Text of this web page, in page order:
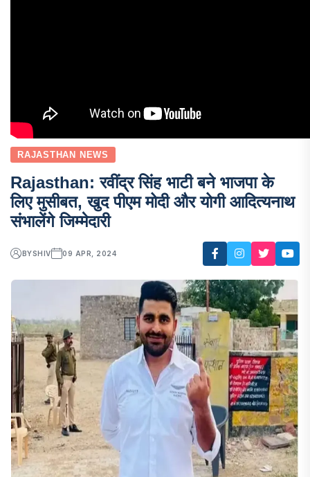
RAJASTHAN NEWS
Rajasthan: रवींद्र सिंह भाटी बने भाजपा के
लिए मुसीबत, खुद पीएम मोदी और योगी आदित्यनाथ
संभालेंगे जिम्मेदारी
BYSHIV 09 APR, 2024